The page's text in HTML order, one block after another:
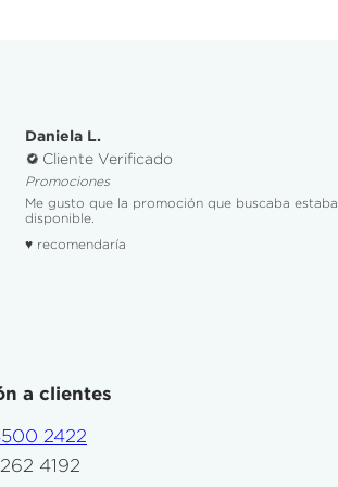
Daniela L.
Cliente Verificado
Promociones
Me gusto que la promoción que buscaba estaba
disponible.
♥ recomendaría
a clientes
2422
4192